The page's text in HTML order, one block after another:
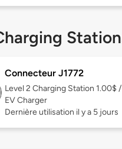
Connecteur J1772
Level 2 Charging Station 1.00$
EV Charger
Dernière utilisation il y a 5 jours